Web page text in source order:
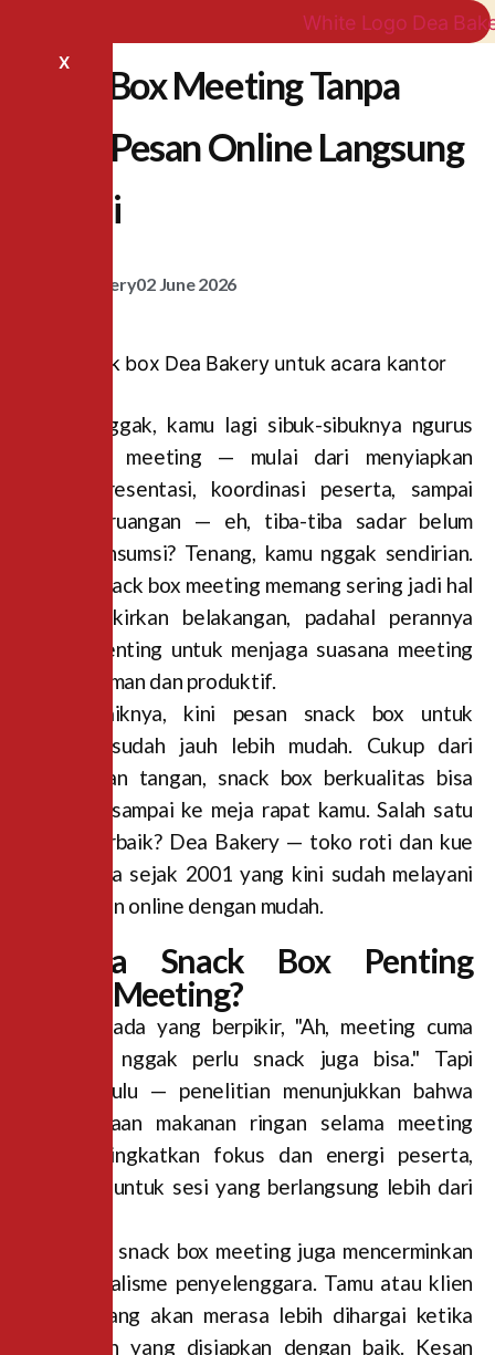
X
Snack Box Meeting Tanpa
Ribet: Pesan Online Langsung
Sampai
Dea Bakery02 June 2026
Pernah nggak, kamu lagi sibuk-sibuknya ngurus
persiapan meeting — mulai dari menyiapkan
materi presentasi, koordinasi peserta, sampai
booking ruangan — eh, tiba-tiba sadar belum
pesan konsumsi? Tenang, kamu nggak sendirian.
Urusan snack box meeting memang sering jadi hal
yang dipikirkan belakangan, padahal perannya
sangat penting untuk menjaga suasana meeting
tetap nyaman dan produktif.
Kabar baiknya, kini pesan snack box untuk
meeting sudah jauh lebih mudah. Cukup dari
genggaman tangan, snack box berkualitas bisa
langsung sampai ke meja rapat kamu. Salah satu
pilihan terbaik? Dea Bakery — toko roti dan kue
terpercaya sejak 2001 yang kini sudah melayani
pemesanan online dengan mudah.
Kenapa Snack Box Penting
untuk Meeting?
Mungkin ada yang berpikir, "Ah, meeting cuma
sebentar, nggak perlu snack juga bisa." Tapi
tunggu dulu — penelitian menunjukkan bahwa
ketersediaan makanan ringan selama meeting
bisa meningkatkan fokus dan energi peserta,
terutama untuk sesi yang berlangsung lebih dari
Selain itu, snack box meeting juga mencerminkan
profesionalisme penyelenggara. Tamu atau klien
yang datang akan merasa lebih dihargai ketika
ada sajian yang disiapkan dengan baik. Kesan